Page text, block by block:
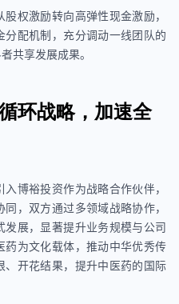
权激励转向高弹性现金激励，
配机制，充分调动一线团队的
共享发展成果。
环战略，加速全
博裕投资作为战略合作伙伴，
，双方通过多领域战略协作，
展，显著提升业务规模与公司
药为文化载体，推动中华优秀传
、开花结果，提升中医药的国际